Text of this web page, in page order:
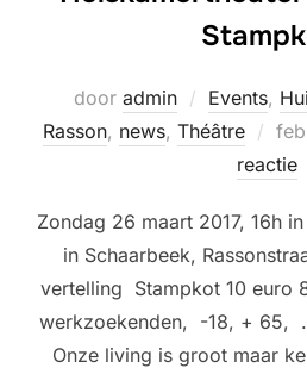
door admin Events,
Rasson, news, Théâtre
op
reactie
Zondag 26 maart 2017, 16h
in Schaarbeek,
vertelling Stampkot 10 euro
werkzoekenden, -18, + 65,
Onze living is groot maar